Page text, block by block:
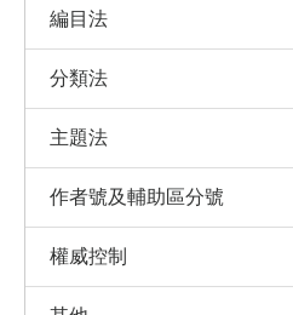
編目法
分類法
主題法
作者號及輔助區分號
權威控制